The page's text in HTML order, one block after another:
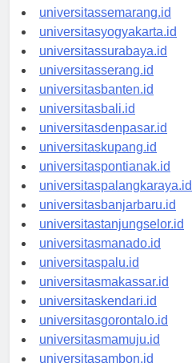
universitasbandung.id
universitassemarang.id
universitasyogyakarta.id
universitassurabaya.id
universitasserang.id
universitasbanten.id
universitasbali.id
universitasdenpasar.id
universitaskupang.id
universitaspontianak.id
universitaspalangkaraya.id
universitasbanjarbaru.id
universitastanjungselor.id
universitasmanado.id
universitaspalu.id
universitasmakassar.id
universitaskendari.id
universitasgorontalo.id
universitasmamuju.id